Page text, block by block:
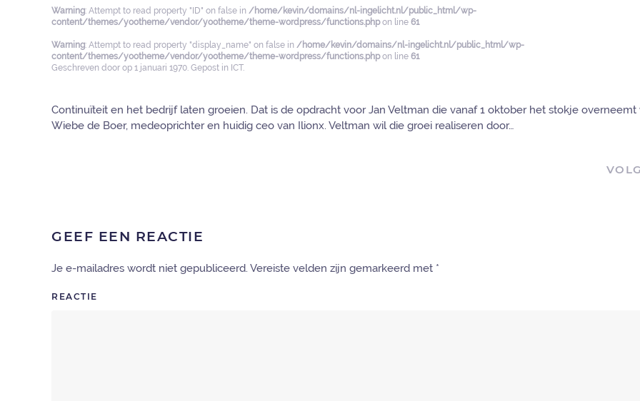
Warning: Attempt to read property "ID" on false in /home/kevin/domains/nl-ingelicht.nl/public_html/wp-
content/themes/yootheme/vendor/yootheme/theme-wordpress/functions.phpon line 61
Warning: Attempt to read property "display_name" on false in /home/kevin/domains/nl-ingelicht.nl/public_html/wp-
content/themes/yootheme/vendor/yootheme/theme-wordpress/functions.phpon line 61
Geschreven door op 1 januari 1970. Gepost in ICT.
Continuïteit en het bedrijf laten groeien. Dat is de opdracht voor Jan Veltman die vanaf 1 oktober het stokje overneemt
Wiebe de Boer, medeoprichter en huidig ceo van Ilionx. Veltman wil die groei realiseren door…
GEEF EEN REACTIE
Je e-mailadres wordt niet gepubliceerd. Vereiste velden zijn gemarkeerd met *
REACTIE